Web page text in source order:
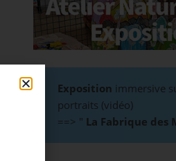
Exposition immersive
portraits (vidéo)
==> " La Fabrique des